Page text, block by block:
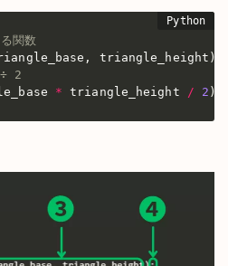
関数
, triangle_height )
2
* triangle_height / 2 )